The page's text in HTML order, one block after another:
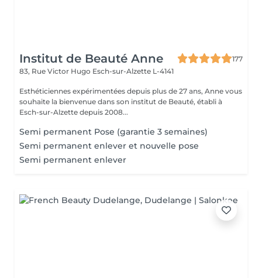
Institut de Beauté Anne
177
83, Rue Victor Hugo Esch-sur-Alzette L-4141
Esthéticiennes expérimentées depuis plus de 27 ans, Anne vous
souhaite la bienvenue dans son institut de Beauté, établi à
Esch-sur-Alzette depuis 2008...
Semi permanent Pose (garantie 3 semaines)
Semi permanent enlever et nouvelle pose
Semi permanent enlever